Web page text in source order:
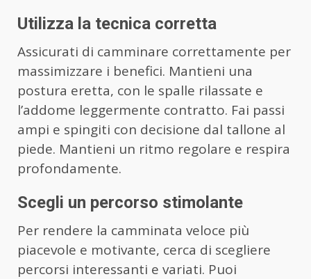
Utilizza la tecnica corretta
Assicurati di camminare correttamente per
massimizzare i benefici. Mantieni una
postura eretta, con le spalle rilassate e
l’addome leggermente contratto. Fai passi
ampi e spingiti con decisione dal tallone al
piede. Mantieni un ritmo regolare e respira
profondamente.
Scegli un percorso stimolante
Per rendere la camminata veloce più
piacevole e motivante, cerca di scegliere
percorsi interessanti e variati. Puoi